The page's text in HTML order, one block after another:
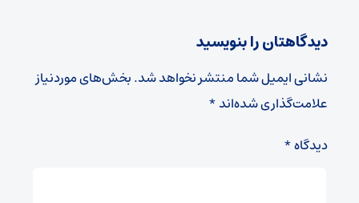
دیدگاهتان را بنویسید
نشانی ایمیل شما منتشر نخواهد شد.بخش‌های موردنیاز
علامت‌گذاری شده‌اند*
دیدگاه*